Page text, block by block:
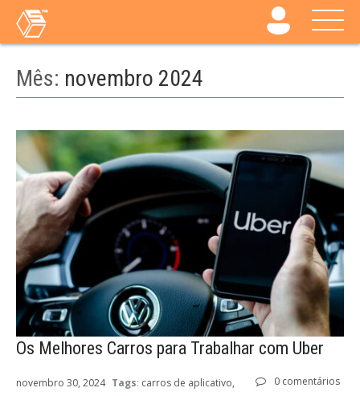
Mês: novembro 2024
Os Melhores Carros para Trabalhar com Uber
0 comentários
novembro 30, 2024 Tags: carros de aplicativo